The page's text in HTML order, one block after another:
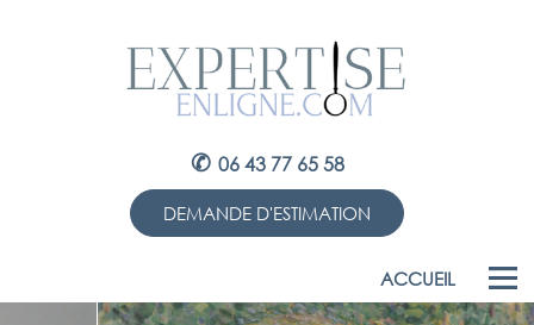
✆ 06 43 77 65 58
DEMANDE D'ESTIMATION
ACCUEIL